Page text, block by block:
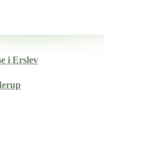
i Erslev